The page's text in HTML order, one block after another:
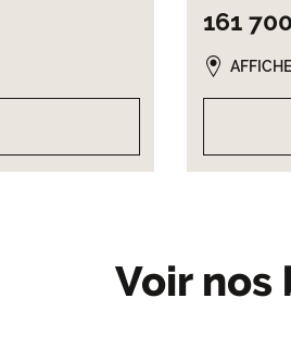
161
Voir nos